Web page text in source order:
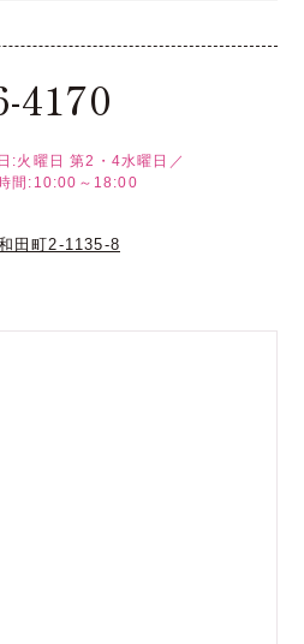
4170
:火曜日 第2・4水曜日／
間:10:00～18:00
田町2-1135-8